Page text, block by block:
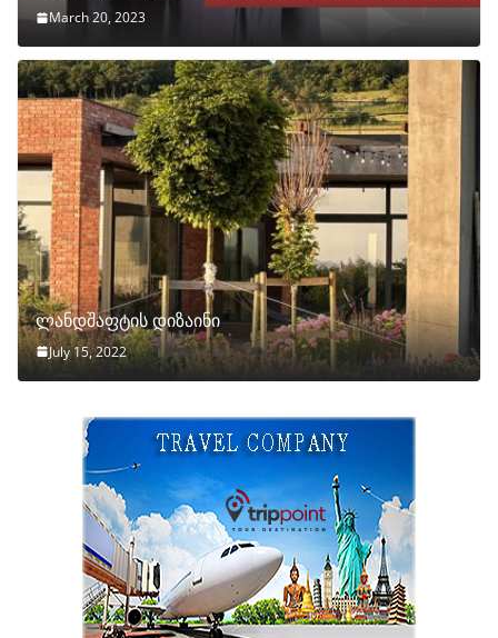
March 20, 2023
ლანდშაფტის დიზაინი
July 15, 2022